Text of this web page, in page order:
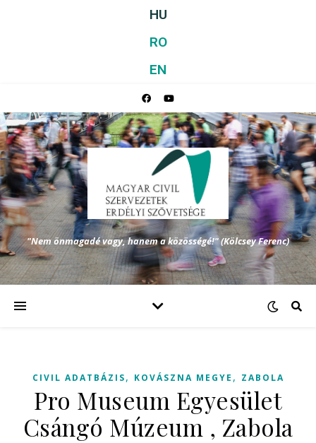
HU
RO
EN
"Nem önmagadé vagy, hanem a közösségé!" (Kölcsey Ferenc)
CIVIL ADATBÁZIS, KOVÁSZNA MEGYE , ZABOLA
Pro Museum Egyesület
Csángó Múzeum , Zabola